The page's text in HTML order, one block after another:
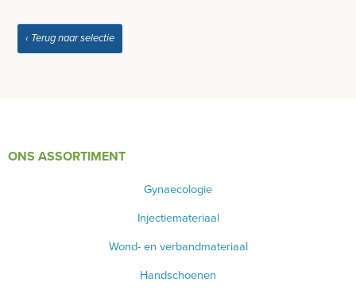
‹ Terug naar selectie
ONS ASSORTIMENT
Gynaecologie
Injectiemateriaal
Wond- en verbandmateriaal
Handschoenen